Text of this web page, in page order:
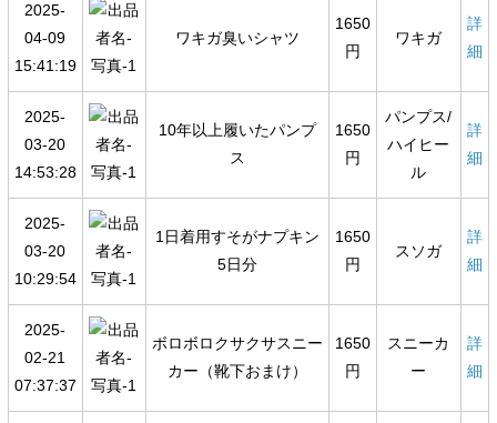
2025-
04-09
15:41:19
ワキガ臭いシャツ
1650
円
ワキガ
詳
細
2025-
03-20
14:53:28
10年以上履いたパンプ
ス
1650
円
パンプス/
ハイヒー
ル
詳
細
2025-
03-20
10:29:54
1日着用すそがナプキン
5日分
1650
円
スソガ
詳
細
2025-
02-21
07:37:37
ボロボロクサクサスニー
カー（靴下おまけ）
1650
円
スニーカ
ー
詳
細